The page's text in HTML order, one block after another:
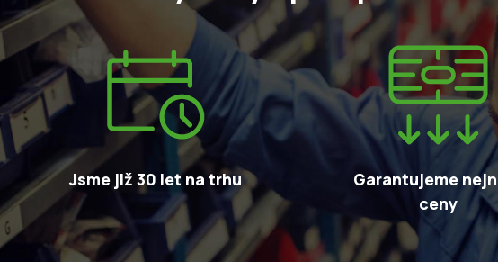
Jsme již 30 let na trhu
Garantujeme
ceny